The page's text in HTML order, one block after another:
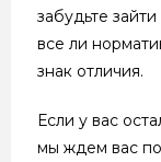
забудьте
все ли
знак отличия.
Если у вас
мы ждем вас